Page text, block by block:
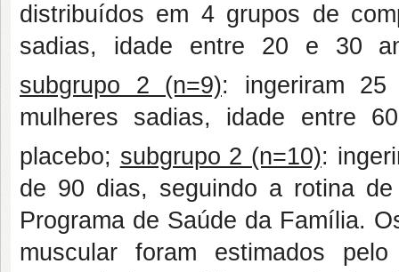
distribuídos em 4 grupos de
sadias, idade entre 20 e 30
subgrupo 2 (n=9): ingeriram
mulheres sadias, idade entre
placebo; subgrupo 2 (n=10):
de 90 dias, seguindo a rotina
Programa de Saúde da Família.
muscular foram estimados